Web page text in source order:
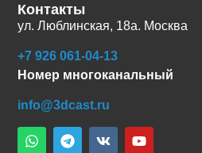
Контакты
ул. Люблинская, 18а. Москва
+7 926 061-04-13
Номер многоканальный
info@3dcast.ru